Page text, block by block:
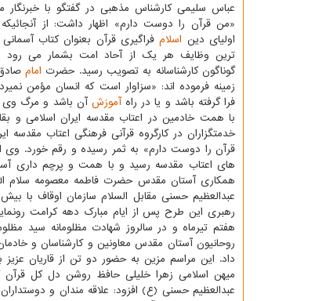
عباس سلیمی کارشناس مذهبی در گفتگو با خبرنگار
«من قرآن را دوست دارم» اظهار داشت: از آنجائیکه
اولیای دین اسلامفراگیری قرآن بعنوان کتاب
ترین وظایف هر یک از آحاد امت بشمار می رود
گوناگون کارشناسانه به تصویب رسید. حضرت امام
زمینه فرموده اند: «سزاوار است که انسان مؤمن
فرا گرفته باشد و یا در راهآموزش آن باشد و مرگ
با همت خادمین در اعتاب مقدسه ایران اسلامی و
خدمتگزاران در کارگروه قرآنی فرهنگی اعتاب
قرآن را دوست دارم» به ثمر رسیده و رقم خورد. وی
های اعتاب مقدسه رسید و با همت و پرچم داری
همکاری آستان مقدس حضرت فاطمه معصومه سلام
عبدالعظیم حسنی مقابل السلام سازمان اوقاف با
رهبری این طرح پس از ایام مبارک دهه کرامت
هفتم تیرماه و در سالروز شهادت مظلومانه سید
روحانیون آستان مقدس معاونین و کارشناسان و
داد. این مراسم مزین به حضور دو تن از قاریان
میهن اسلامی زهرا خلیلی حافظ روشن دل کل
عبدالعظیم حسنی (ع) افزود: علاقه مندان و